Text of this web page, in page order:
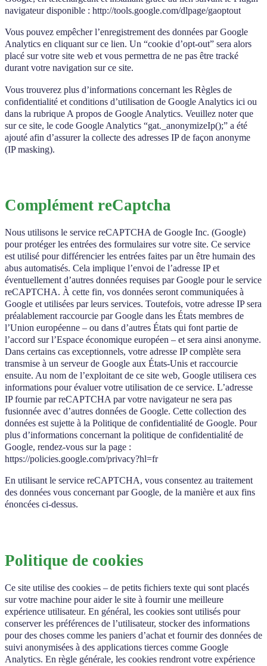
navigateur disponible : http://tools.google.com/dlpage/gaoptout
Vous pouvez empêcher l’enregistrement des données par Google
Analytics en cliquant sur ce lien. Un “cookie d’opt-out” sera alors
placé sur votre site web et vous permettra de ne pas être tracké
durant votre navigation sur ce site.
Vous trouverez plus d’informations concernant les Règles de
confidentialité et conditions d’utilisation de Google Analytics ici ou
dans la rubrique A propos de Google Analytics. Veuillez noter que
sur ce site, le code Google Analytics “gat._anonymizeIp();” a été
ajouté afin d’assurer la collecte des adresses IP de façon anonyme
(IP masking).
Complément reCaptcha
Nous utilisons le service reCAPTCHA de Google Inc. (Google)
pour protéger les entrées des formulaires sur votre site. Ce service
est utilisé pour différencier les entrées faites par un être humain des
abus automatisés. Cela implique l’envoi de l’adresse IP et
éventuellement d’autres données requises par Google pour le service
reCAPTCHA. À cette fin, vos données seront communiquées à
Google et utilisées par leurs services. Toutefois, votre adresse IP sera
préalablement raccourcie par Google dans les États membres de
l’Union européenne – ou dans d’autres États qui font partie de
l’accord sur l’Espace économique européen – et sera ainsi anonyme.
Dans certains cas exceptionnels, votre adresse IP complète sera
transmise à un serveur de Google aux États-Unis et raccourcie
ensuite. Au nom de l’exploitant de ce site web, Google utilisera ces
informations pour évaluer votre utilisation de ce service. L’adresse
IP fournie par reCAPTCHA par votre navigateur ne sera pas
fusionnée avec d’autres données de Google. Cette collection des
données est sujette à la Politique de confidentialité de Google. Pour
plus d’informations concernant la politique de confidentialité de
Google, rendez-vous sur la page :
https://policies.google.com/privacy?hl=fr
En utilisant le service reCAPTCHA, vous consentez au traitement
des données vous concernant par Google, de la manière et aux fins
énoncées ci-dessus.
Politique de cookies
Ce site utilise des cookies – de petits fichiers texte qui sont placés
sur votre machine pour aider le site à fournir une meilleure
expérience utilisateur. En général, les cookies sont utilisés pour
conserver les préférences de l’utilisateur, stocker des informations
pour des choses comme les paniers d’achat et fournir des données de
suivi anonymisées à des applications tierces comme Google
Analytics. En règle générale, les cookies rendront votre expérience